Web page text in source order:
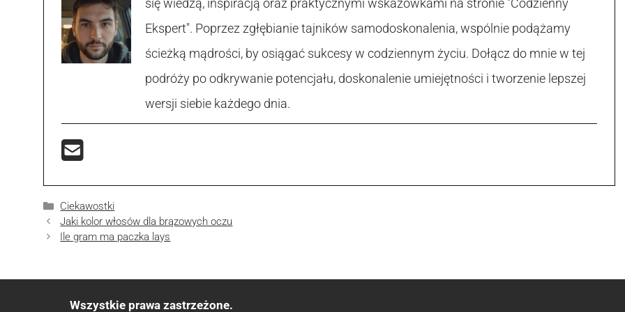
się wiedzą, inspiracją oraz praktycznymi wskazówkami na stronie "Codzienny
Ekspert". Poprzez zgłębianie tajników samodoskonalenia, wspólnie podążamy
ścieżką mądrości, by osiągać sukcesy w codziennym życiu. Dołącz do mnie w tej
podróży po odkrywanie potencjału, doskonalenie umiejętności i tworzenie lepszej
wersji siebie każdego dnia.
Kategorie
Ciekawostki
Jaki kolor włosów dla brązowych oczu
Ile gram ma paczka lays
Wszystkie prawa zastrzeżone.